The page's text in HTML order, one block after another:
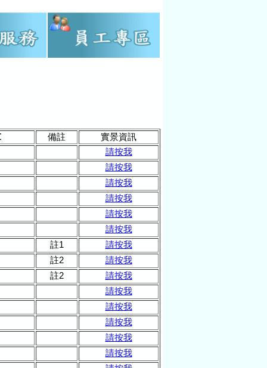
備註
實景資訊
請按我
請按我
請按我
請按我
請按我
請按我
註1
請按我
註2
請按我
註2
請按我
請按我
請按我
請按我
請按我
請按我